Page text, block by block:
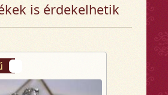
is érdekelhetik